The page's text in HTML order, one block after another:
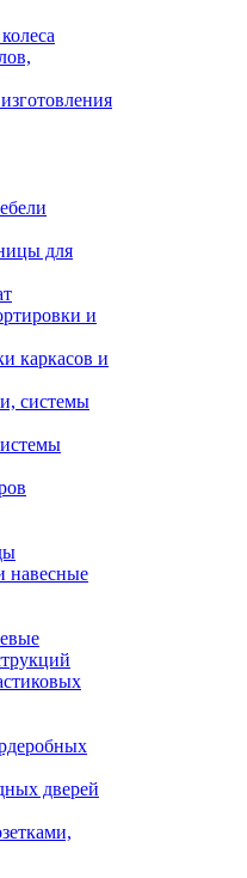
для
и
каркасов и
системы
навесные
дверей